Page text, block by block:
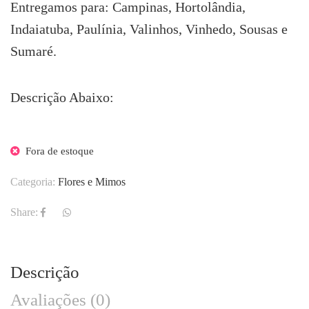
Entregamos para: Campinas, Hortolândia,
Indaiatuba, Paulínia, Valinhos, Vinhedo, Sousas e
Sumaré.
Descrição Abaixo:
Fora de estoque
Categoria: Flores e Mimos
Share:
Descrição
Avaliações (0)